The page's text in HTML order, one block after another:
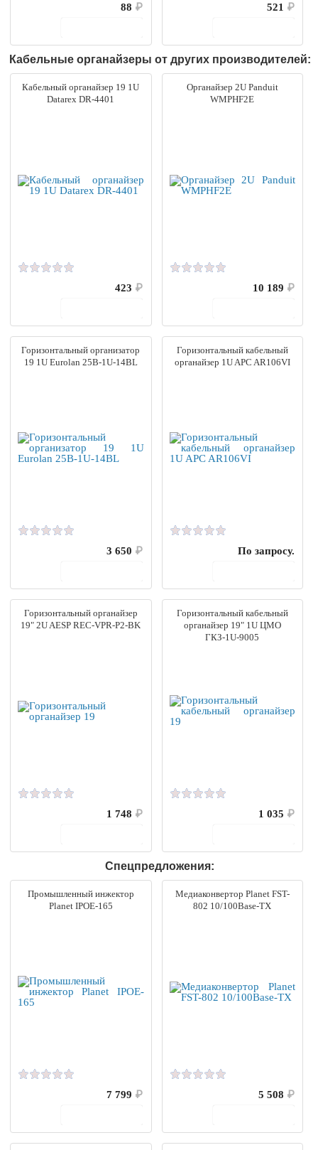
88 ₽
521 ₽
Кабельные органайзеры от других производителей:
Кабельный органайзер 19 1U
Datarex DR-4401
423 ₽
Органайзер 2U Panduit
WMPHF2E
10 189 ₽
Горизонтальный организатор
19 1U Eurolan 25B-1U-14BL
3 650 ₽
Горизонтальный кабельный
органайзер 1U APC AR106VI
По запросу.
Горизонтальный органайзер
19" 2U AESP REC-VPR-P2-BK
1 748 ₽
Горизонтальный кабельный
органайзер 19" 1U ЦМО
ГКЗ-1U-9005
1 035 ₽
Спецпредложения:
Промышленный инжектор
Planet IPOE-165
7 799 ₽
Медиаконвертор Planet FST-
802 10/100Base-TX
5 508 ₽